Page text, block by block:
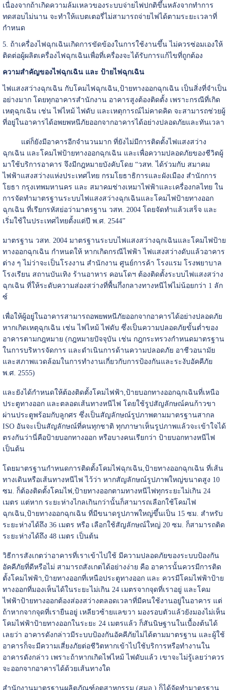
เนื่องจากถ้าเกิดความล้มเหลวของระบบจ่ายไฟปกติขึ้นหลังจากทำการ
ทดสอบไม่นาน จะทำให้แบตเตอรี่ไม่สามารถจ่ายไฟได้ตามระยะเวลาที่
กำหนด
5. ถ้าเครื่องไฟฉุกเฉินเกิดการขัดข้องในการใช้งานขึ้น ไม่ควรซ่อมเองให้
ติดต่อผู้ผลิตเครื่องไฟฉุกเฉินเพื่อที่เครื่องจะได้รับการแก้ไขที่ถูกต้อง
ความสำคัญของไฟฉุกเฉิน และ ป้ายไฟฉุกเฉิน
ไฟแสงสว่างฉุกเฉิน กับโคมไฟฉุกเฉิน,ป้ายทางออกฉุกเฉิน เป็นสิ่งที่จำเป็น
อย่างมาก โดยทุกอาคารสำนักงาน อาคารสูงต้องติดตั้ง เพราะกรณีที่เกิด
เหตุฉุกเฉิน เช่น ไฟไหม้ ไฟดับ และเหตุการณ์ไม่คาดคิด จะสามารถช่วยผู้
ที่อยู่ในอาคารได้อพยพหนีภัยออกจากอาคารได้อย่างปลอดภัยและทันเวลา
แต่ก็ยังมีอาคารอีกจำนวนมาก ที่ยังไม่มีการติดตั้งไฟแสงสว่าง
ฉุกเฉิน และโคมไฟป้ายทางออกฉุกเฉิน และเพื่อความปลอดภัยของชีวิตผู้
มาใช้บริการอาคาร จึงมีกฎหมายบังคับโดย “วสท. ได้ร่วมกับ สมาคม
ไฟฟ้าแสงสว่างแห่งประเทศไทย กรมโยธาธิการและผังเมือง สำนักการ
โยธา กรุงเทพมหานคร และ สมาคมช่างเหมาไฟฟ้าและเครื่องกลไทย ใน
การจัดทำมาตรฐานระบบไฟแสงสว่างฉุกเฉินและโคมไฟป้ายทางออก
ฉุกเฉิน ที่เรียกรหัสย่อว่ามาตรฐาน วสท. 2004 โดยจัดทำแล้วเสร็จ และ
เริ่มใช้ในประเทศไทยตั้งแต่ปี พ.ศ. 2544”
มาตรฐาน วสท. 2004มาตรฐานระบบไฟแสงสว่างฉุกเฉินและโคมไฟป้าย
ทางออกฉุกเฉิน กำหนดให้ หากเกิดกรณีไฟฟ้า ไฟแสงสว่างดับแล้วอาคาร
ต่าง ๆ ไม่ว่าจะเป็นโรงงาน สำนักงาน ศูนย์การค้า โรงแรม โรงพยาบาล
โรงเรียน สถานบันเทิง ร้านอาหาร คอนโดฯ ต้องติดตั้งระบบไฟแสงสว่าง
ฉุกเฉิน ที่ให้ระดับความส่องสว่างที่พื้นกึ่งกลางทางหนีไฟไม่น้อยกว่า 1 ลัก
ซ์
เพื่อให้ผู้อยู่ในอาคารสามารถอพยพหนีภัยออกจากอาคารได้อย่างปลอดภัย
หากเกิดเหตุฉุกเฉิน เช่น ไฟไหม้ ไฟดับ ซึ่งเป็นความปลอดภัยขั้นต่ำของ
อาคารตามกฎหมาย (กฎหมายปัจจุบัน เช่น กฎกระทรวงกำหนดมาตรฐาน
ในการบริหารจัดการ และดำเนินการด้านความปลอดภัย อาชีวอนามัย
และสภาพแวดล้อมในการทำงานเกี่ยวกับการป้องกันและระงับอัคคีภัย
พ.ศ. 2555)
และยังได้กำหนดให้ต้องติดตั้งโคมไฟฟ้า,ป้ายบอกทางออกฉุกเฉินที่เหนือ
ประตูทางออก และตลอดเส้นทางหนีไฟ โดยใช้รูปสัญลักษณ์คนก้าวขา
ผ่านประตูพร้อมกับลูกศร ซึ่งเป็นสัญลักษณ์รูปภาพตามมาตรฐานสากล
ISO อันจะเป็นสัญลักษณ์ที่คนทุกชาติ ทุกภาษาเห็นรูปภาพแล้วจะเข้าใจได้
ตรงกันว่านี่คือป้ายบอกทางออก หรือบางคนเรียกว่า ป้ายบอกทางหนีไฟ
เป็นต้น
โดยมาตรฐานกำหนดการติดตั้งโคมไฟฉุกเฉิน,ป้ายทางออกฉุกเฉิน ที่เส้น
ทางเดินหรือเส้นทางหนีไฟ ไว้ว่า หากสัญลักษณ์รูปภาพใหญ่ขนาดสูง 10
ซม. ก็ต้องติดตั้งโคมไฟ,ป้ายทางออกตามทางหนีไฟทุกระยะไม่เกิน 24
เมตร แต่หาก ระยะห่างไกลเกินกว่านั้นก็สามารถเลือกใช้โคมไฟ
ฉุกเฉิน,ป้ายทางออกฉุกเฉิน ที่มีขนาดรูปภาพใหญ่ขึ้นเป็น 15 ซม. สำหรับ
ระยะห่างได้ถึง 36 เมตร หรือ เลือกใช้สัญลักษณ์ใหญ่ 20 ซม. ก็สามารถติด
ระยะห่างได้ถึง 48 เมตร เป็นต้น
วิธีการสังเกตว่าอาคารที่เราเข้าไปใช้ มีความปลอดภัยของระบบป้องกัน
อัคคีภัยที่ดีหรือไม่ สามารถสังเกตได้อย่างง่าย คือ อาคารนั้นควรมีการติด
ตั้งโคมไฟฟ้า,ป้ายทางออกที่เหนือประตูทางออก และ ควรมีโคมไฟฟ้าป้าย
ทางออกที่มองเห็นได้ในระยะไม่เกิน 24 เมตรจากจุดที่เราอยู่ และโคม
ไฟฟ้าป้ายทางออกต้องส่องสว่างตลอดเวลาที่มีคนใช้งานอยู่ในอาคาร แต่
ถ้าหากจากจุดที่เรายืนอยู่ เหลียวซ้ายแลขวา มองรอบตัวแล้วยังมองไม่เห็น
โคมไฟฟ้าป้ายทางออกในระยะ 24 เมตรแล้ว ก็สันนิษฐานในเบื้องต้นได้
เลยว่า อาคารดังกล่าวมีระบบป้องกันอัคคีภัยไม่ได้ตามมาตรฐาน และผู้ใช้
อาคารก็จะมีความเสี่ยงภัยต่อชีวิตหากเข้าไปใช้บริการหรือทำงานใน
อาคารดังกล่าว เพราะถ้าหากเกิดไฟไหม้ ไฟดับแล้ว เขาจะไม่รู้เลยว่าควร
จะออกจากอาคารได้ด้วยเส้นทางใด
สำนักงานมาตรฐานผลิตภัณฑ์อุตสาหกรรม (สมอ.) ก็ได้จัดทำมาตรฐาน